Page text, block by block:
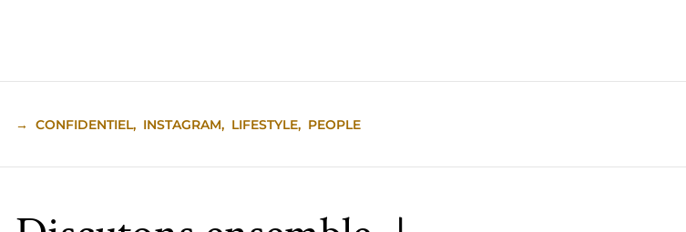
→ CONFIDENTIEL, INSTAGRAM, LIFESTYLE, PEOPLE